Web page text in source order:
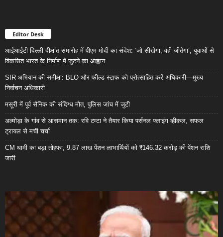
Editor Desk
आईआईटी दिल्ली दीक्षांत समारोह में पीएम मोदी का संदेश: ‘जो सीखेगा, वही जीतेगा’, युवाओं से
विकसित भारत के निर्माण में जुटने का आह्वान
SIR अभियान की समीक्षा: BLO और फील्ड स्टाफ को प्रोत्साहित करें अधिकारी—मुख्य
निर्वाचन अधिकारी
मसूरी में पूर्व सैनिक की संदिग्ध मौत, पुलिस जांच में जुटी
अल्मोड़ा के गांव से आसमान तक: रवि टम्टा ने तैयार किया पर्सनल फ्लाइंग व्हीकल, सफल
ट्रायल से मची चर्चा
CM धामी का बड़ा तोहफा, 9.87 लाख पेंशन लाभार्थियों को ₹146.32 करोड़ की पेंशन राशि
जारी